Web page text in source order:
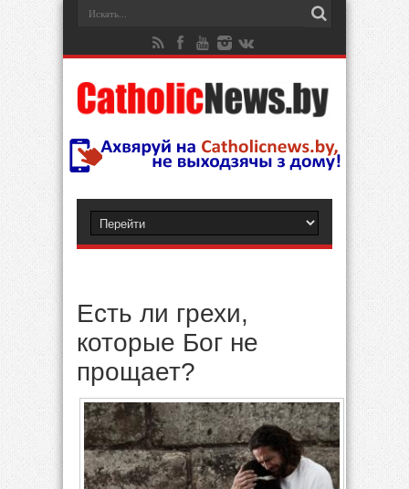
Есть ли грехи,
которые Бог не
прощает?